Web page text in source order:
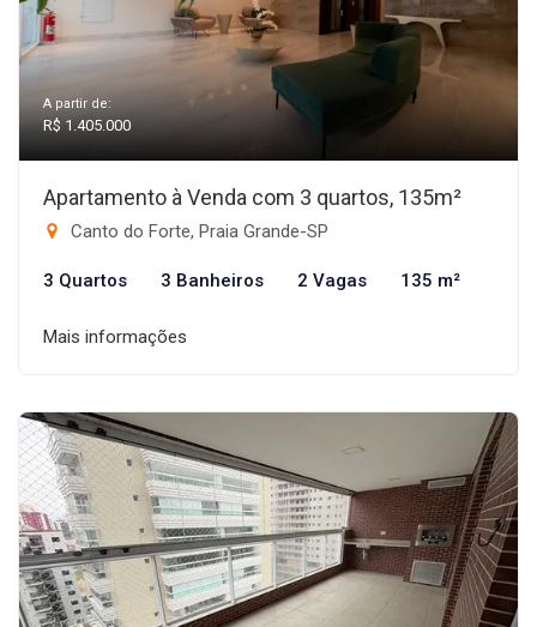
A partir de:
R$ 1.405.000
Apartamento à Venda com 3 quartos, 135m²
Canto do Forte, Praia Grande-SP
3 Quartos 3 Banheiros 2 Vagas 135 m²
Mais informações